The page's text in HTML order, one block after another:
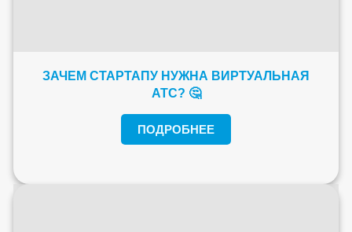
ЗАЧЕМ СТАРТАПУ НУЖНА ВИРТУАЛЬНАЯ
АТС? 🤔
ПОДРОБНЕЕ